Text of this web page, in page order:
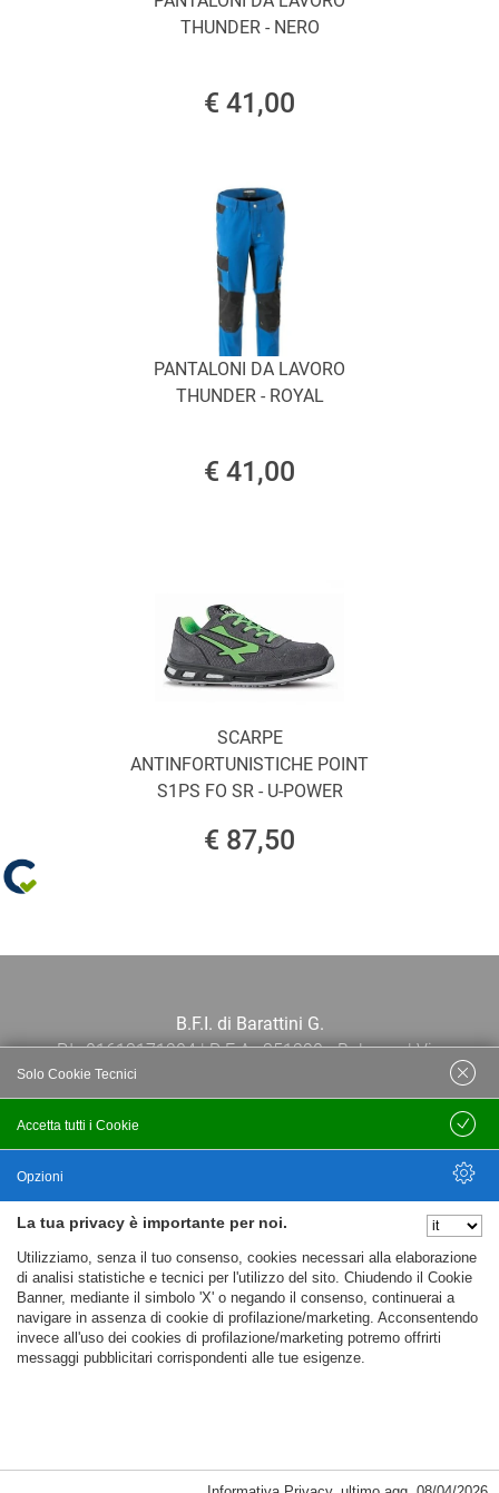
THUNDER - NERO
€ 41,00
PANTALONI DA LAVORO
THUNDER - ROYAL
€ 41,00
SCARPE
ANTINFORTUNISTICHE POINT
S1PS FO SR - U-POWER
€ 87,50
B.F.I. di Barattini G.
P.I.: 01613171204 | R.E.A.: 351290 - Bologna | Via
Po 13E, 40139, Bologna | Telefono: 051
444638 | Email: bfi@bfi.bo.it
Privacy policy
Cookie policy
La tua privacy è importante per noi.
Utilizziamo, senza il tuo consenso, cookies necessari alla elaborazione
di analisi statistiche e tecnici per l'utilizzo del sito. Chiudendo il Cookie
Banner, mediante il simbolo 'X' o negando il consenso, continuerai a
navigare in assenza di cookie di profilazione/marketing. Acconsentendo
invece all'uso dei cookies di profilazione/marketing potremo offrirti
messaggi pubblicitari corrispondenti alle tue esigenze.
Accetta tutti i Cookie
Solo Cookie Tecnici
Salva
Opzioni
Nascondi Opzioni